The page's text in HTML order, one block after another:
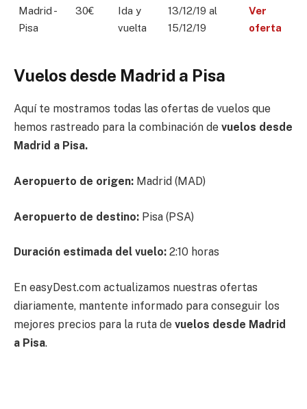
Madrid -
Pisa
30€
Ida y
vuelta
13/12/19 al
15/12/19
Ver
oferta
Vuelos desde Madrid a Pisa
Aquí te mostramos todas las ofertas de vuelos que
hemos rastreado para la combinación de vuelos desde
Madrid a Pisa.
Aeropuerto de origen: Madrid (MAD)
Aeropuerto de destino: Pisa (PSA)
Duración estimada del vuelo: 2:10 horas
En easyDest.com actualizamos nuestras ofertas
diariamente, mantente informado para conseguir los
mejores precios para la ruta de vuelos desde Madrid
a Pisa.